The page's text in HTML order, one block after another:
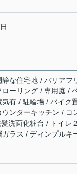
静な住宅地 / バリア
ーリング / 専用庭 /
有 / 駐輪場 / バイク
ウンターキッチン /
洗面化粧台 / トイレ
ガラス / ディンプルキ